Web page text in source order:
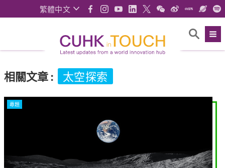
繁體中文
相關文章: 太空探索
專題